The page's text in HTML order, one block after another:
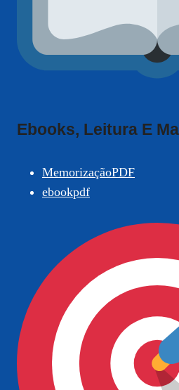
Ebooks, Leitura E
MemorizaçãoPDF
ebookpdf